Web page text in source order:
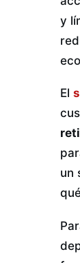
y
El
un